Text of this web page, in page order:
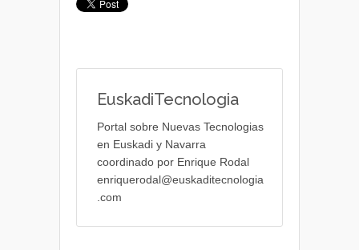
EuskadiTecnologia
Portal sobre Nuevas Tecnologias
en Euskadi y Navarra
coordinado por Enrique Rodal
enriquerodal@euskaditecnologia
.com